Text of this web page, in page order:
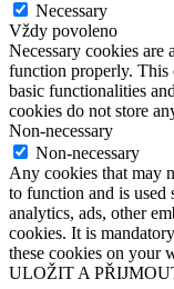
Necessary
Vždy povoleno
Necessary cookies are
function properly. This
basic functionalities
cookies do not store
Non-necessary
Non-necessary
Any cookies that may
to function and is used
analytics, ads, other
cookies. It is
these cookies on your
ULOŽIT A